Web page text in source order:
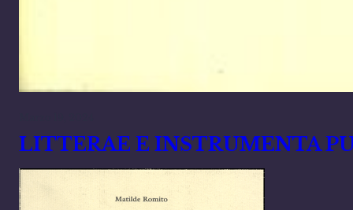
LITTERAE E INSTRUMENTA